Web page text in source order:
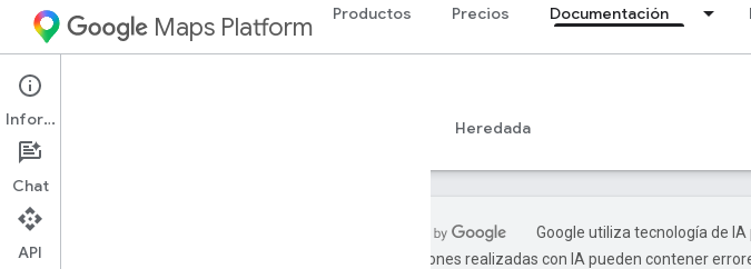
Maps Platform Productos Precios Documentación
Android
Guías
Heredada
Google utiliza tecnología de
traducciones realizadas con IA pueden contener
Información
Chat
API